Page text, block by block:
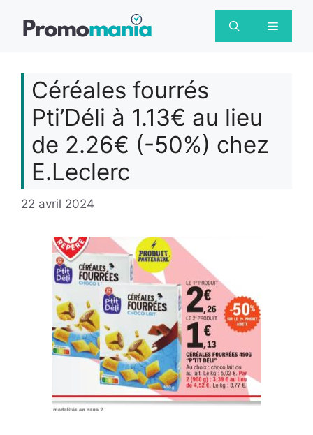
Menu
Céréales fourrés
Pti’Déli à 1.13€ au lieu
de 2.26€ (-50%) chez
E.Leclerc
22 avril 2024